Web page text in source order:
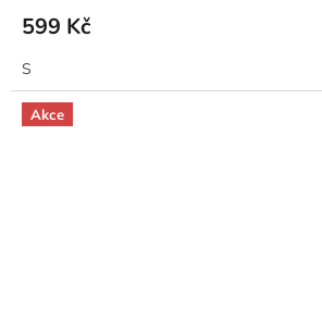
599 Kč
S
Akce